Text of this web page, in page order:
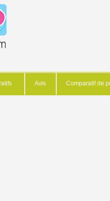
Avis Comparatif de